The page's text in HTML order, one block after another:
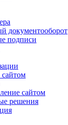
документооборот
подписи
сайтом
решения